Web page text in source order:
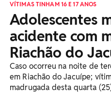
VÍTIMAS TINHAM 16 E 17 ANOS
Adolescentes
acidente com
Riachão do
Caso ocorreu na noite de
em Riachão do Jacuípe;
madrugada desta quarta